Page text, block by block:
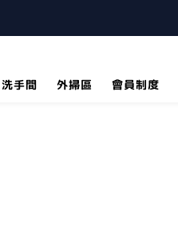
洗手間 外掃區 會員制度